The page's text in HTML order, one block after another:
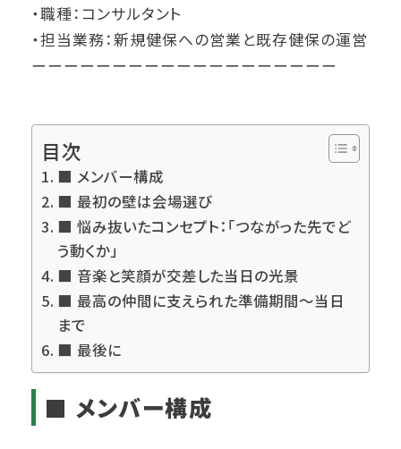
・職種：コンサルタント
・担当業務：新規健保への営業と既存健保の運営
ーーーーーーーーーーーーーーーーーーー
目次
■ メンバー構成
■ 最初の壁は会場選び
■ 悩み抜いたコンセプト：「つながった先でど
う動くか」
■ 音楽と笑顔が交差した当日の光景
■ 最高の仲間に支えられた準備期間～当日
まで
■ 最後に
■ メンバー構成